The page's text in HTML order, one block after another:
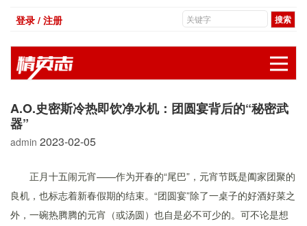
登录 / 注册
A.O.史密斯冷热即饮净水机：团圆宴背后的“秘密武
器”
admin 2023-02-05
正月十五闹元宵——作为开春的“尾巴”，元宵节既是阖家团聚的
良机，也标志着新春假期的结束。“团圆宴”除了一桌子的好酒好菜之
外，一碗热腾腾的元宵（或汤圆）也自是必不可少的。可不论是想